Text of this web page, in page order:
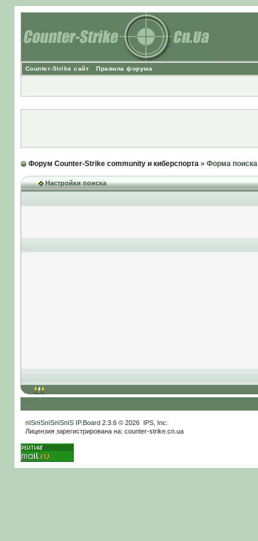
Counter-Strike сайт Правила форума
Форум Counter-Strike community и киберспорта» Форма поиска
Настройки поиска
пїЅпїЅпїЅпїЅпїЅ IP.Board2.3.6 © 2026 IPS, Inc
Лицензия зарегистрирована на: counter-strike.cn.ua